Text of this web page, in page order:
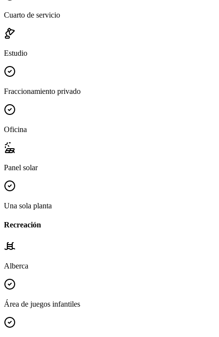
Cuarto de servicio
Estudio
Fraccionamiento privado
Oficina
Panel solar
Una sola planta
Recreación
Alberca
Área de juegos infantiles